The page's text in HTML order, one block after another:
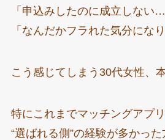
「申込みしたのに成立しない…
「なんだかフラれた気分になり
こう感じてしまう30代女性、
特にこれまでマッチングアプ
“選ばれる側”の経験が多かっ